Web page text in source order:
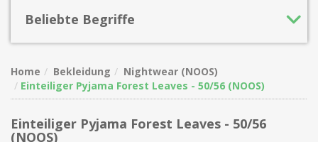
Beliebte Begriffe
Home Bekleidung
Nightwear (NOOS)
Einteiliger Pyjama Forest Leaves - 50/56 (NOOS)
Einteiliger Pyjama Forest Leaves - 50/56
(NOOS)